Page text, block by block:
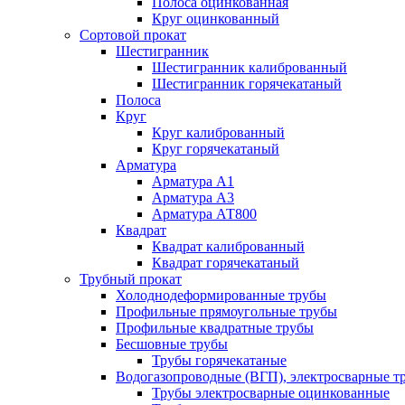
Круг оцинкованный
Сортовой прокат
Шестигранник
Шестигранник калиброванный
Шестигранник горячекатаный
Полоса
Круг
Круг калиброванный
Круг горячекатаный
Арматура
Арматура А1
Арматура А3
Арматура АТ800
Квадрат
Квадрат калиброванный
Квадрат горячекатаный
Трубный прокат
Холоднодеформированные трубы
Профильные прямоугольные трубы
Профильные квадратные трубы
Бесшовные трубы
Трубы горячекатаные
Водогазопроводные (ВГП), электросварные
Трубы электросварные оцинкованные